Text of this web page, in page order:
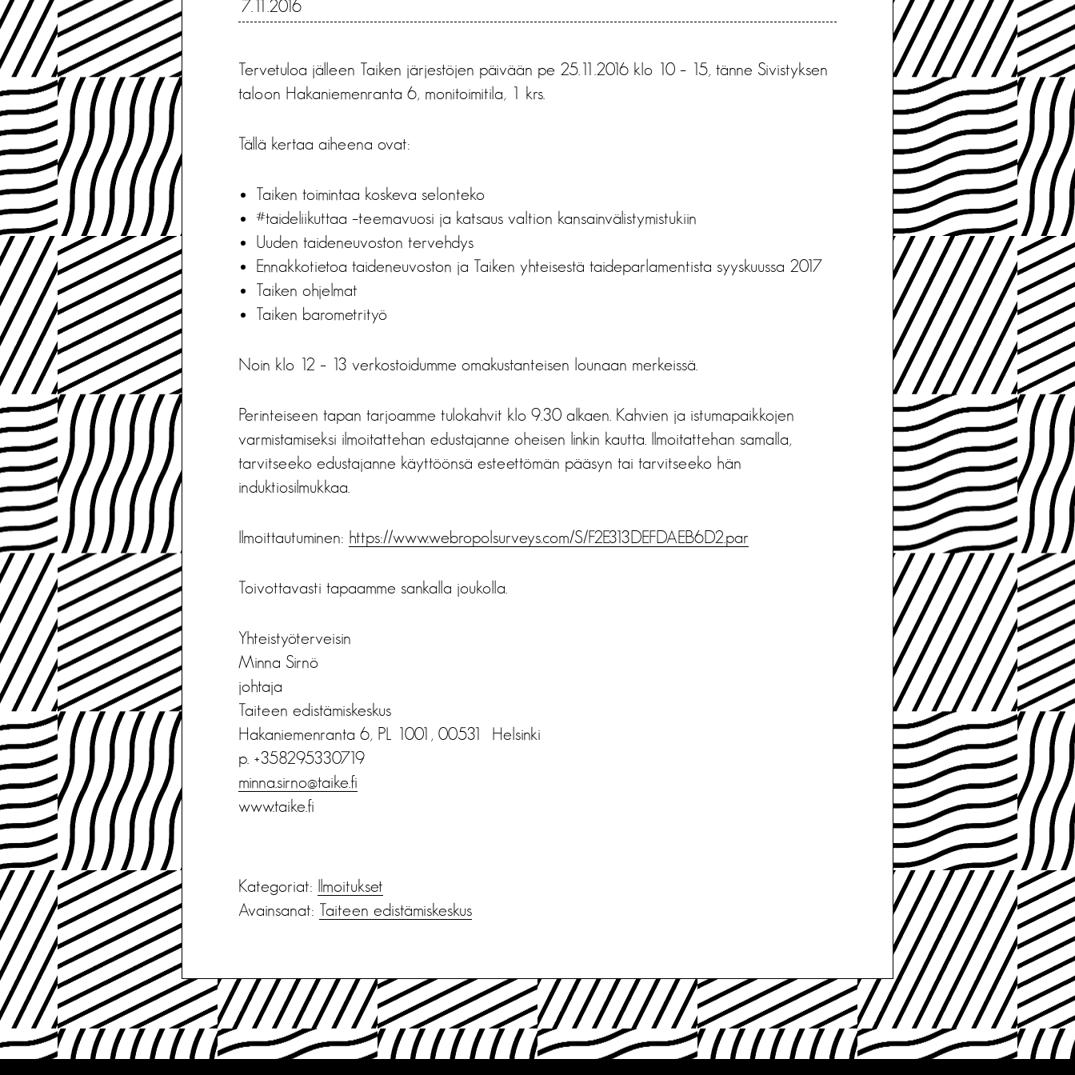
7.11.2016
Tervetuloa jälleen Taiken järjestöjen päivään pe 25.11.2016 klo 10 – 15, tänne Sivistyksen
taloon Hakaniemenranta 6, monitoimitila, 1 krs.
Tällä kertaa aiheena ovat:
Taiken toimintaa koskeva selonteko
#taideliikuttaa –teemavuosi ja katsaus valtion kansainvälistymistukiin
Uuden taideneuvoston tervehdys
Ennakkotietoa taideneuvoston ja Taiken yhteisestä taideparlamentista syyskuussa 2017
Taiken ohjelmat
Taiken barometrityö
Noin klo 12 – 13 verkostoidumme omakustanteisen lounaan merkeissä.
Perinteiseen tapan tarjoamme tulokahvit klo 9.30 alkaen. Kahvien ja istumapaikkojen
varmistamiseksi ilmoitattehan edustajanne oheisen linkin kautta. Ilmoitattehan samalla,
tarvitseeko edustajanne käyttöönsä esteettömän pääsyn tai tarvitseeko hän
induktiosilmukkaa.
Ilmoittautuminen: https://www.webropolsurveys.com/S/F2E313DEFDAEB6D2.par
Toivottavasti tapaamme sankalla joukolla.
Yhteistyöterveisin
Minna Sirnö
johtaja
Taiteen edistämiskeskus
Hakaniemenranta 6, PL 1001, 00531 Helsinki
p. +358295330719
minna.sirno@taike.fi
www.taike.fi
Kategoriat: Ilmoitukset
Avainsanat: Taiteen edistämiskeskus